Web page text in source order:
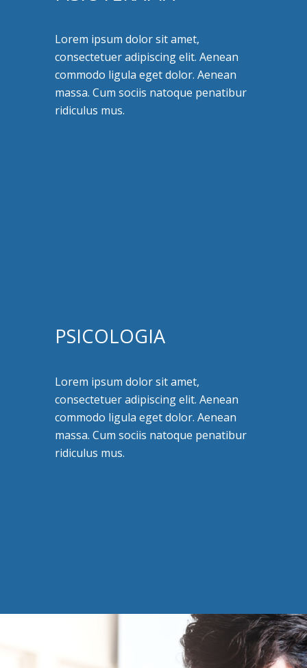
Lorem ipsum dolor sit amet,
consectetuer adipiscing elit. Aenean
commodo ligula eget dolor. Aenean
massa. Cum sociis natoque penatibur
ridiculus mus.
PSICOLOGIA
Lorem ipsum dolor sit amet,
consectetuer adipiscing elit. Aenean
commodo ligula eget dolor. Aenean
massa. Cum sociis natoque penatibur
ridiculus mus.